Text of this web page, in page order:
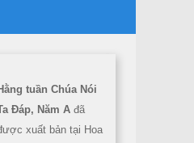
tuần Chúa Nói
Đáp, Năm A đã
xuất bản tại Hoa